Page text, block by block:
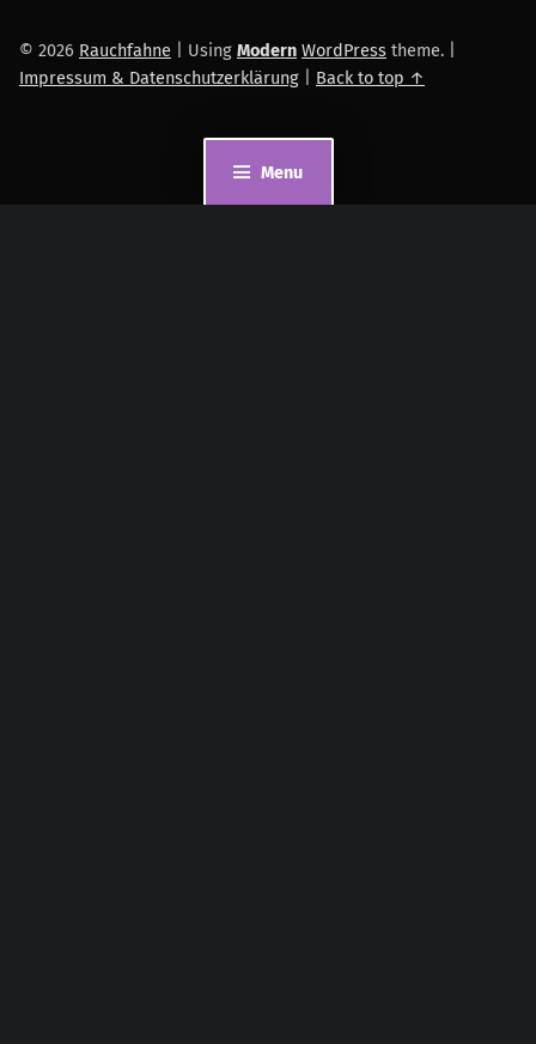
Menu
© 2026 Rauchfahne Using Modern WordPress theme.
Impressum & Datenschutzerklärung
Back to top ↑